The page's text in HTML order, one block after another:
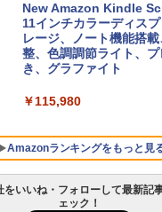
FMV ノートパソコン
ersonal/Copilotキー搭
Core i5/16GB/SSD
VWK3E15W_AZ
￥3,600
New Amazon Kindle
11インチカラーディス
レージ、ノート機能搭
整、色調調節ライト、
き、グラファイト
￥115,980
Amazonランキングをもっと見
をいいね・フォローして最新記
ェック！